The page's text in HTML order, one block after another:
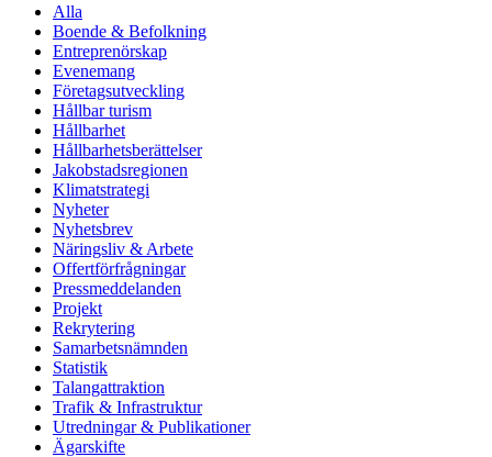
Alla
Boende & Befolkning
Entreprenörskap
Evenemang
Företagsutveckling
Hållbar turism
Hållbarhet
Hållbarhetsberättelser
Jakobstadsregionen
Klimatstrategi
Nyheter
Nyhetsbrev
Näringsliv & Arbete
Offertförfrågningar
Pressmeddelanden
Projekt
Rekrytering
Samarbetsnämnden
Statistik
Talangattraktion
Trafik & Infrastruktur
Utredningar & Publikationer
Ägarskifte